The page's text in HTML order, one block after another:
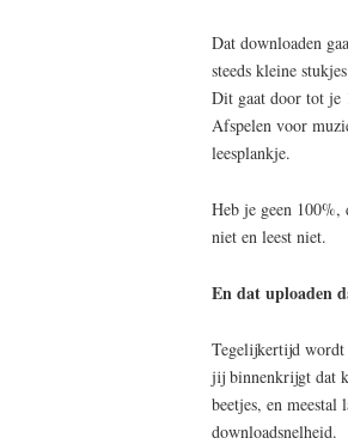
Dat downloaden
steeds kleine
Dit gaat door tot je
Afspelen voor
leesplankje.
Heb je geen
niet en leest niet.
En dat uploaden
Tegelijkertijd wordt
jij binnenkrijgt dat
beetjes, en
downloadsnelheid.